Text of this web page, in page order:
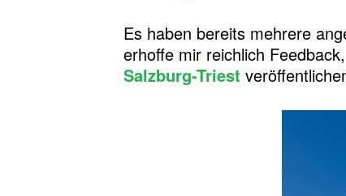
Es haben bereits mehrere
erhoffe mir reichlich
Salzburg-Triest